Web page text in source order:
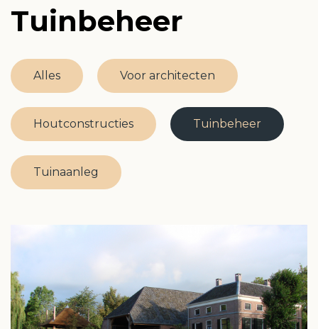
Allround hovenier
Leerling Hovenier
Tuinbeheer
Alles Voor architecten
Houtconstructies Tuinbeheer
Tuinaanleg